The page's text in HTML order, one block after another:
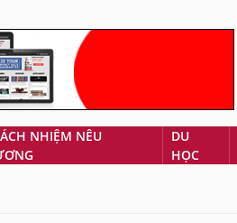
NHIỆM NÊU
DU
HỌC